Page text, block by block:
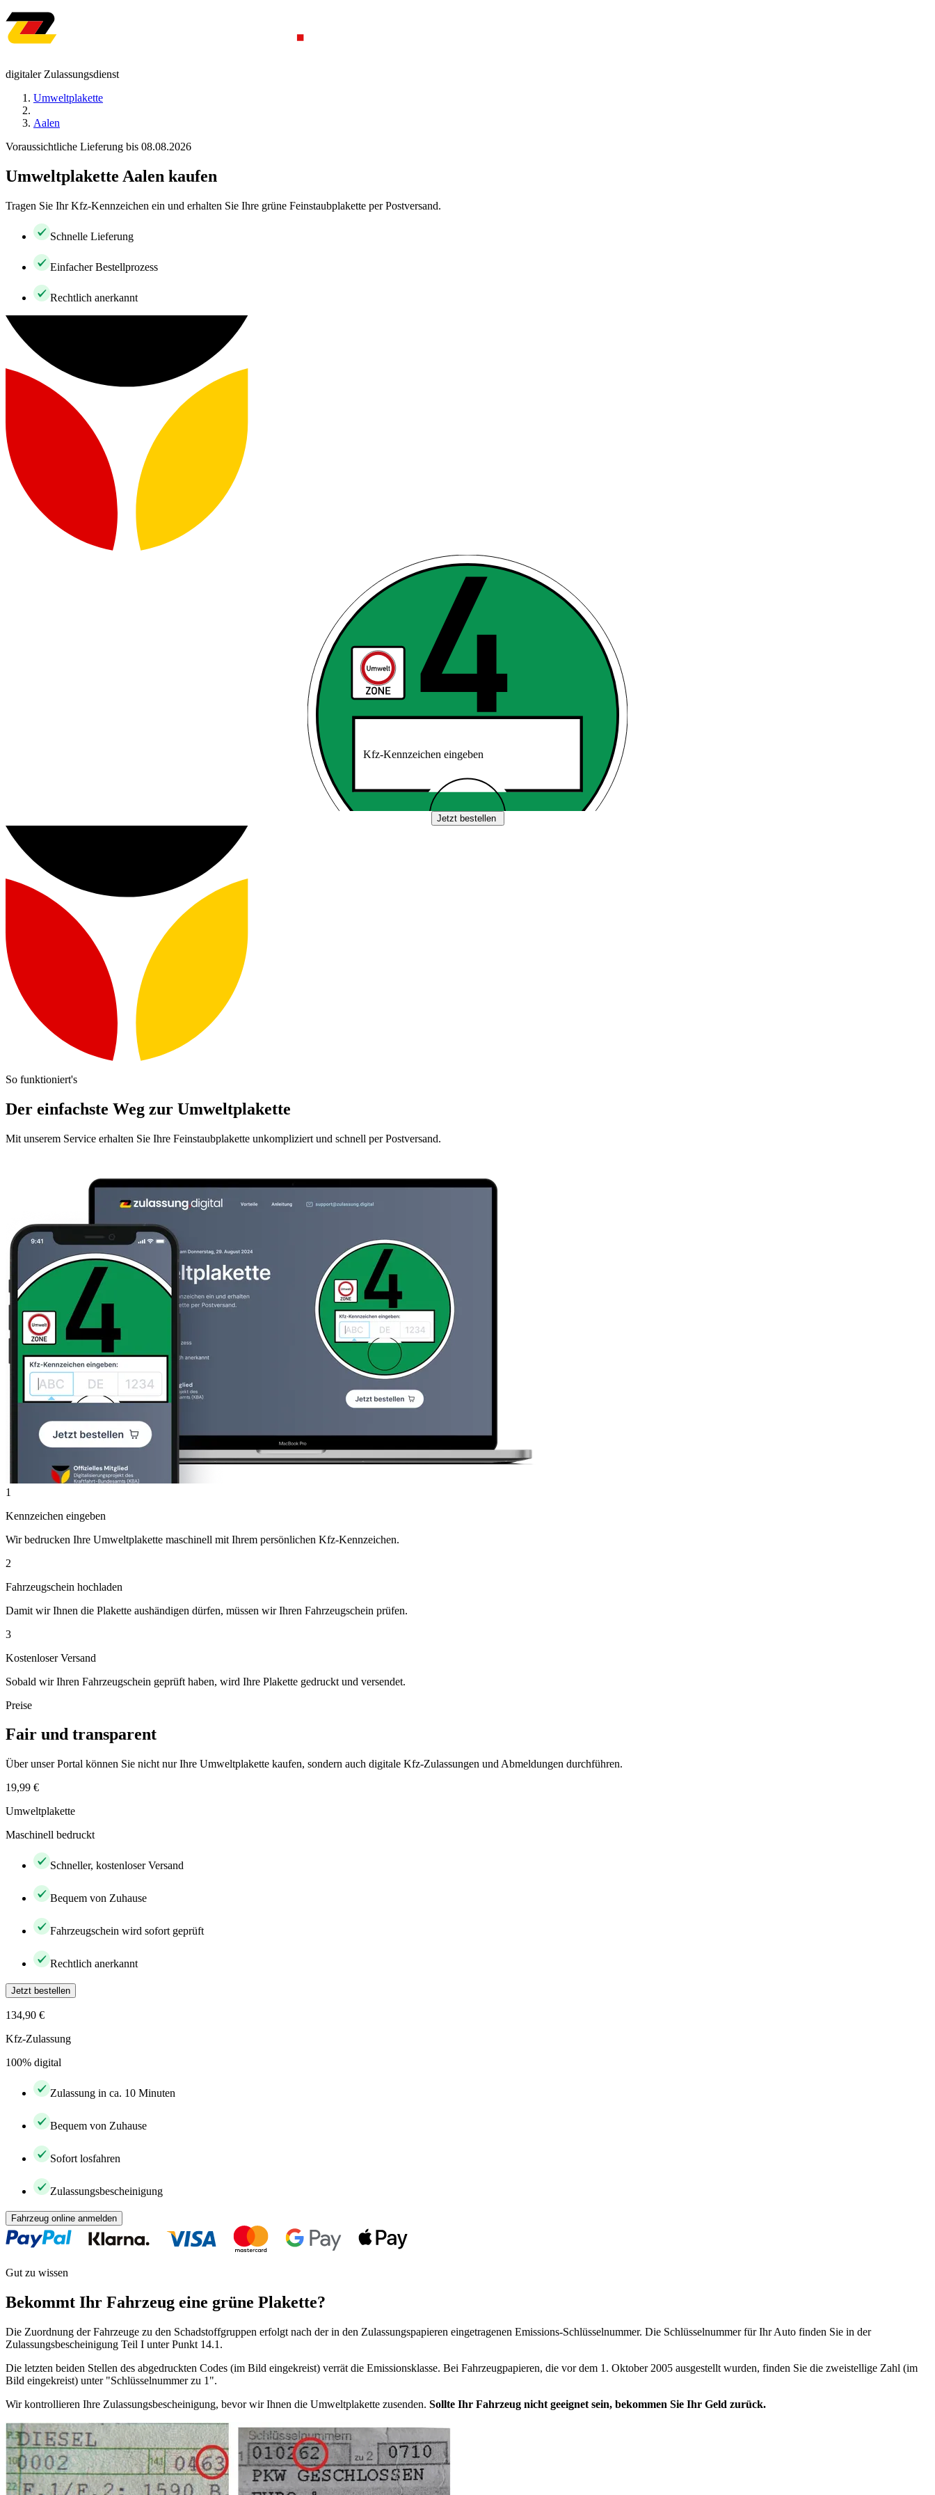
digitaler Zulassungsdienst
Umweltplakette
Aalen
Voraussichtliche Lieferung bis 08.08.2026
Umweltplakette Aalen kaufen
Tragen Sie Ihr Kfz-Kennzeichen ein und erhalten Sie Ihre grüne Feinstaubplakette per Postversand.
Schnelle Lieferung
Einfacher Bestellprozess
Rechtlich anerkannt
Kfz-Kennzeichen eingeben
Jetzt bestellen
So funktioniert's
Der einfachste Weg zur Umweltplakette
Mit unserem Service erhalten Sie Ihre Feinstaubplakette unkompliziert und schnell per Postversand.
1
Kennzeichen eingeben
Wir bedrucken Ihre Umweltplakette maschinell mit Ihrem persönlichen Kfz-Kennzeichen.
2
Fahrzeugschein hochladen
Damit wir Ihnen die Plakette aushändigen dürfen, müssen wir Ihren Fahrzeugschein prüfen.
3
Kostenloser Versand
Sobald wir Ihren Fahrzeugschein geprüft haben, wird Ihre Plakette gedruckt und versendet.
Preise
Fair und transparent
Über unser Portal können Sie nicht nur Ihre Umweltplakette kaufen, sondern auch digitale Kfz-Zulassungen und Abmeldungen durchführen.
19,99 €
Umweltplakette
Maschinell bedruckt
Schneller, kostenloser Versand
Bequem von Zuhause
Fahrzeugschein wird sofort geprüft
Rechtlich anerkannt
Jetzt bestellen
134,90 €
Kfz-Zulassung
100% digital
Zulassung in ca. 10 Minuten
Bequem von Zuhause
Sofort losfahren
Zulassungsbescheinigung
Fahrzeug online anmelden
Gut zu wissen
Bekommt Ihr Fahrzeug eine grüne Plakette?
Die Zuordnung der Fahrzeuge zu den Schadstoffgruppen erfolgt nach der in den Zulassungspapieren eingetragenen Emissions-Schlüsselnummer. Die Schlüsselnummer für Ihr Auto finden Sie in der
Zulassungsbescheinigung Teil I unter Punkt 14.1.
Die letzten beiden Stellen des abgedruckten Codes (im Bild eingekreist) verrät die Emissionsklasse. Bei Fahrzeugpapieren, die vor dem 1. Oktober 2005 ausgestellt wurden, finden Sie die zweistellige Zahl (im
Bild eingekreist) unter "Schlüsselnummer zu 1".
Wir kontrollieren Ihre Zulassungsbescheinigung, bevor wir Ihnen die Umweltplakette zusenden. Sollte Ihr Fahrzeug nicht geeignet sein, bekommen Sie Ihr Geld zurück.